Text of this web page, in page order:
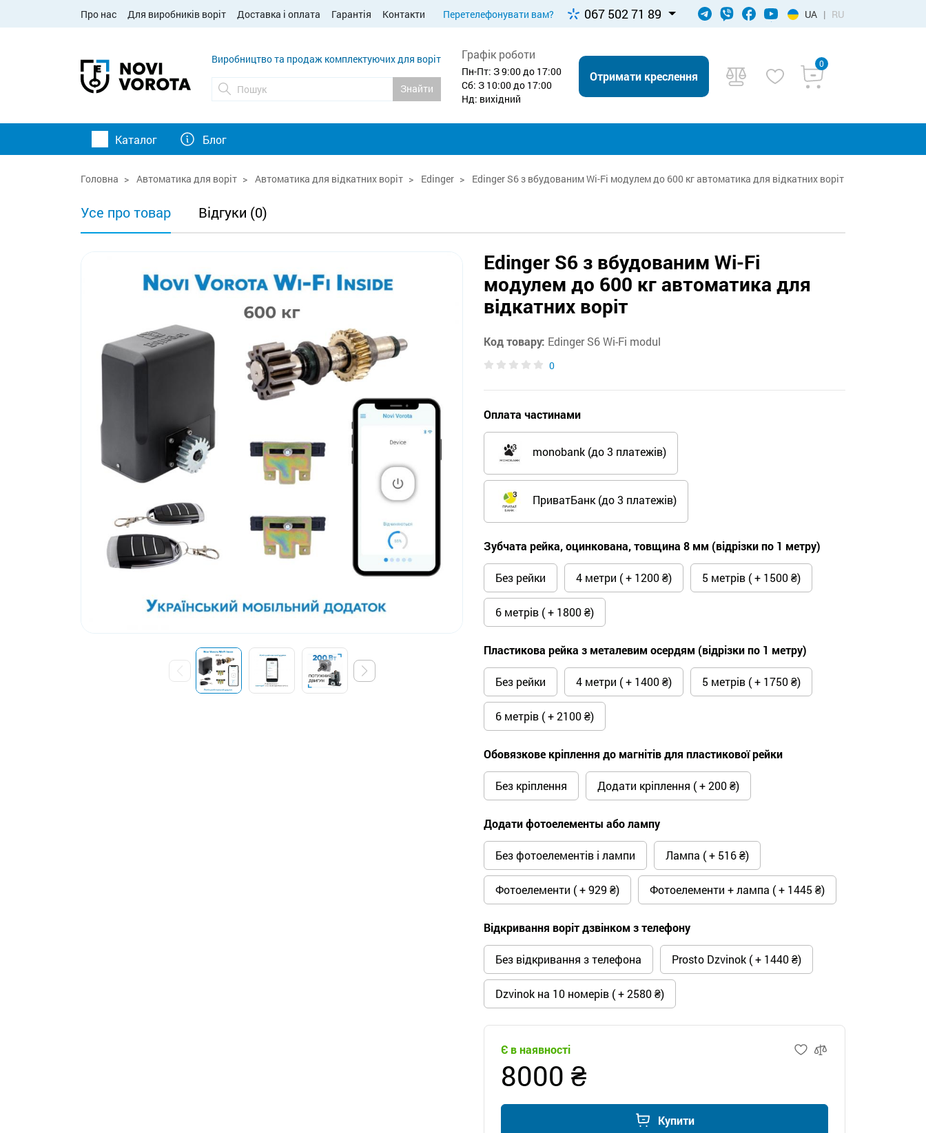
Про нас Для виробників воріт Доставка і оплата Гарантія Контакти Перетелефонувати вам? 067 502 71 89 UA | RU
Виробництво та продаж комплектуючих для воріт
Знайти
Графік роботи
Пн-Пт: З 9:00 до 17:00
Сб: З 10:00 до 17:00
Нд: вихідний
Отримати креслення
0
Каталог Блог
Головна Автоматика для воріт Автоматика для відкатних воріт Edinger Edinger S6 з вбудованим Wi-Fi модулем до 600 кг автоматика для відкатних воріт
Усе про товар Відгуки (0)
Edinger S6 з вбудованим Wi-Fi
модулем до 600 кг автоматика для
відкатних воріт
Код товару: Edinger S6 Wi-Fi modul
0
Оплата частинами
monobank (до 3 платежів)
ПриватБанк (до 3 платежів)
Зубчата рейка, оцинкована, товщина 8 мм (відрізки по 1 метру)
Без рейки 4 метри ( + 1200 ₴) 5 метрів ( + 1500 ₴)
6 метрів ( + 1800 ₴)
Пластикова рейка з металевим осердям (відрізки по 1 метру)
Без рейки 4 метри ( + 1400 ₴) 5 метрів ( + 1750 ₴)
6 метрів ( + 2100 ₴)
Обовязкове кріплення до магнітів для пластикової рейки
Без кріплення Додати кріплення ( + 200 ₴)
Додати фотоелементы або лампу
Без фотоелементів і лампи Лампа ( + 516 ₴)
Фотоелементи ( + 929 ₴) Фотоелементи + лампа ( + 1445 ₴)
Відкривання воріт дзвінком з телефону
Без відкривання з телефона Prosto Dzvinok ( + 1440 ₴)
Dzvinok на 10 номерів ( + 2580 ₴)
Є в наявності
8000 ₴
Купити